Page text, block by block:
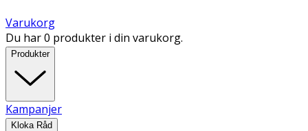
Varukorg
Du har 0 produkter i din varukorg.
Produkter
Kampanjer
Kloka Råd